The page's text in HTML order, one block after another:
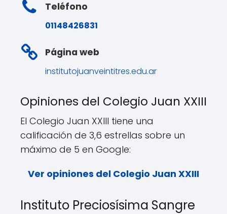
Teléfono
01148426831
Página web
institutojuanveintitres.edu.ar
Opiniones del Colegio Juan XXIII
El Colegio Juan XXIII tiene una
calificación de 3,6 estrellas sobre un
máximo de 5 en Google:
Ver opiniones del Colegio Juan XXIII
Instituto Preciosísima Sangre